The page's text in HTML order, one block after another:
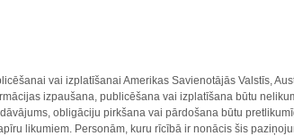
vai izplatīšanai Amerikas Savienotājās Valstīs,
izpaušana, publicēšana vai izplatīšana būtu
obligāciju pirkšana vai pārdošana būtu
likumiem. Personām, kuru rīcībā ir nonācis šis